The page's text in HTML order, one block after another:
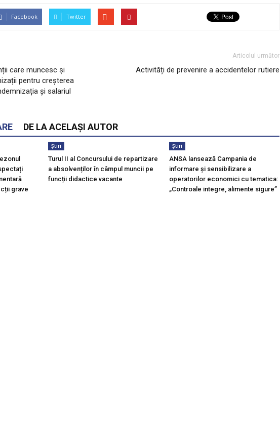
Facebook Twitter
care muncesc și
pentru creșterea
și salariul
Articolul următor
Activități de prevenire a accidentelor rutiere
DE LA ACELAȘI AUTOR
grave
Știri
Turul II al Concursului de repartizare
a absolvenților în câmpul muncii pe
funcții didactice vacante
Știri
ANSA lansează Campania de
informare și sensibilizare a
operatorilor economici cu tematica:
„Controale integre, alimente sigure”